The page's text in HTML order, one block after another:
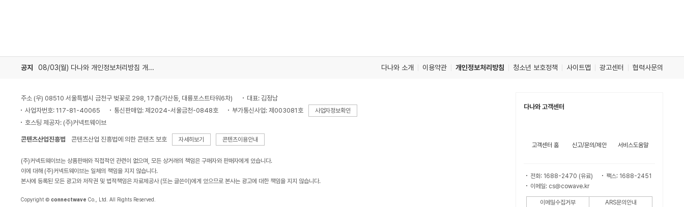
공지 08/03(월) 다나와 개인정보처리방침 개정 안내 다나와 소개 이용약관 개인정보처리방침 청소년 보호정책 사이트맵 광고센터 협력사문의
주소 (우) 08510 서울특별시 금천구 벚꽃로 298, 17층(가산동, 대륭포스트타워6차)
대표: 김정남
사업자번호: 117-81-40065
통신판매업: 제2024-서울금천-0848호 부가통신사업: 제003081호 사업자정보확인
호스팅 제공자: (주)커넥트웨이브
콘텐츠산업진흥법 콘텐츠산업 진흥법에 의한 콘텐츠 보호 자세히보기 콘텐츠이용안내
(주)커넥트웨이브는 상품판매와 직접적인 관련이 없으며, 모든 상거래의 책임은 구매자와 판매자에게 있습니다.
이에 대해 (주)커넥트웨이브는 일체의 책임을 지지 않습니다.
본사에 등록된 모든 광고와 저작권 및 법적책임은 자료제공사 (또는 글쓴이)에게 있으므로 본사는 광고에 대한 책임을 지지 않습니다.
Copyright © connectwave Co., Ltd. All Rights Reserved.
다나와 고객센터
고객센터 홈 신고/문의/제안 서비스도움말
전화: 1688-2470 (유료)
팩스: 1688-2451
이메일: cs@cowave.kr
이메일수집거부 ARS문의안내